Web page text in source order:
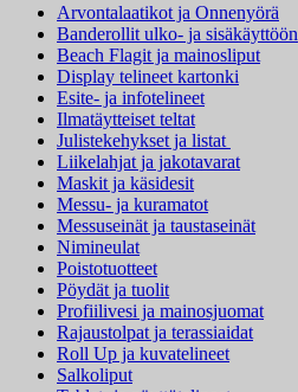
Arvontalaatikot ja Onnenyörä
Banderollit ulko- ja sisäkäyttöön
Beach Flagit ja mainosliput
Display telineet kartonki
Esite- ja infotelineet
Ilmatäytteiset teltat
Julistekehykset ja listat
Liikelahjat ja jakotavarat
Maskit ja käsidesit
Messu- ja kuramatot
Messuseinät ja taustaseinät
Nimineulat
Poistotuotteet
Pöydät ja tuolit
Profiilivesi ja mainosjuomat
Rajaustolpat ja terassiaidat
Roll Up ja kuvatelineet
Salkoliput